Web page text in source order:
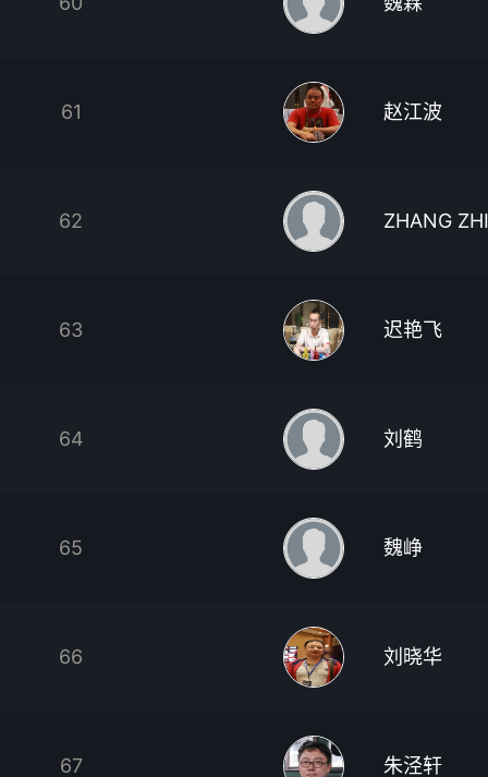
61 赵江波
62 ZHANG
63 迟艳飞
64 刘鹤
65 魏峥
66 刘晓华
67 朱泾轩